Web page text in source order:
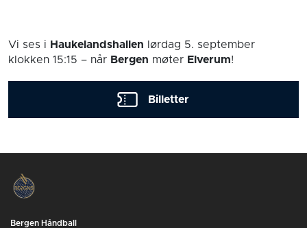
Vi ses i Haukelandshallen lørdag 5. september
klokken 15:15 – når Bergen møter Elverum!
Billetter
Bergen Håndball